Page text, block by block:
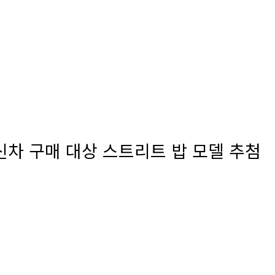
차 구매 대상 스트리트 밥 모델 추첨